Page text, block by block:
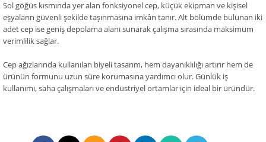
Sol göğüs kısmında yer alan fonksiyonel cep, küçük ekipman ve kişisel
eşyaların güvenli şekilde taşınmasına imkân tanır. Alt bölümde bulunan iki
adet cep ise geniş depolama alanı sunarak çalışma sırasında maksimum
verimlilik sağlar.
Cep ağızlarında kullanılan biyeli tasarım, hem dayanıklılığı artırır hem de
ürünün formunu uzun süre korumasına yardımcı olur. Günlük iş
kullanımı, saha çalışmaları ve endüstriyel ortamlar için ideal bir üründür.